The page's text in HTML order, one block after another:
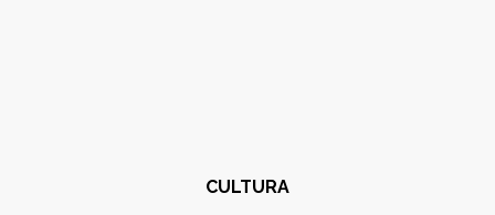
CULTURA